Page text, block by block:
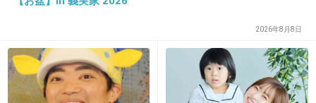
-4
2026年8月8日